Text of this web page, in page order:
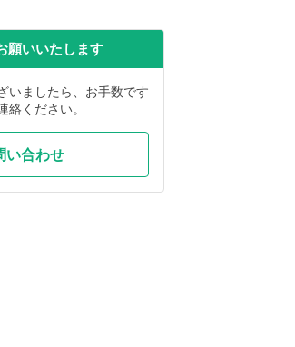
願いいたします
いましたら、お手数です
絡ください。
い合わせ